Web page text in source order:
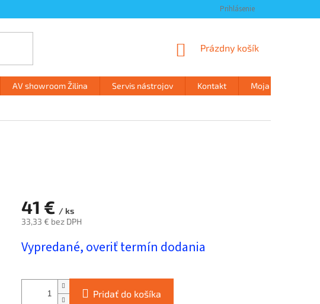
Prihlásenie
NÁKUPNÝ
Prázdny košík
AV showroom Žilina Servis nástrojov Kontakt Moja objednávka
41 € / ks
33,33 € bez DPH
cena:
Vypredané, overiť termín dodania
Pridať do košíka